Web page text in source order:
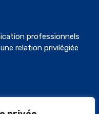
professionnels
relation privilégiée